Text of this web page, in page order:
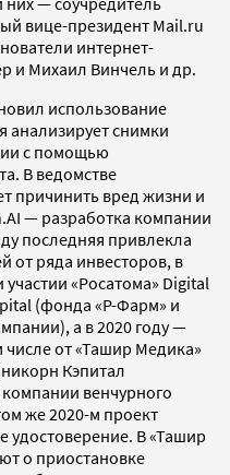
вице-президент Mail.ru
интернет-
и Михаил Винчель и др.
использование
анализирует снимки
с помощью
В ведомстве
причинить вред жизни и
— разработка компании
последняя привлекла
от ряда инвесторов, в
«Росатома» Digital
(фонда «Р-Фарм» и
а в 2020 году —
от «Ташир Медика»
Кэпитал
венчурного
же 2020-м проект
удостоверение. В «Ташир
о приостановке